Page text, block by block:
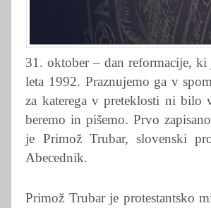
31. oktober – dan reformacije,
leta 1992. Praznujemo ga v
za katerega v preteklosti ni bilo
beremo in pišemo. Prvo
je Primož Trubar, slovenski
Abecednik.
Primož Trubar je protestantsko